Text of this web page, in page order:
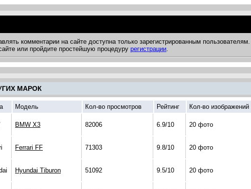
комментарии на сайте доступна только зарегистрированным пользователям.
или пройдите простейшую процедуру регистрации.
МАРОК
Модель Кол-во просмотров Рейтинг Кол-во изображений
BMW X3 82006 6.9/10 20 фото
Ferrari FF 71303 9.8/10 20 фото
Hyundai Tiburon 51092 9.5/10 20 фото